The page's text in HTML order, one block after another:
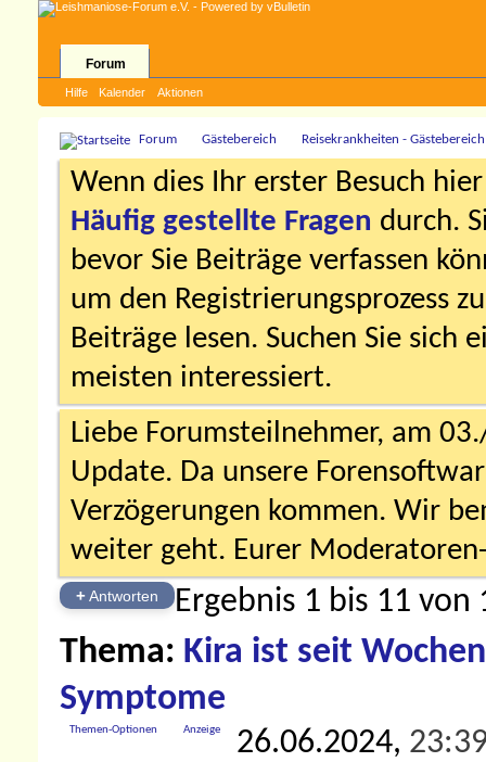
Forum
Hilfe Kalender Aktionen
Forum Gästebereich Reisekrankheiten - Gästebereich
Wenn dies Ihr erster Besuch
Häufig gestellte Fragen durch.
bevor Sie Beiträge verfassen
um den Registrierungsprozess
Beiträge lesen. Suchen Sie sich
meisten interessiert.
Liebe Forumsteilnehmer, am
Update. Da unsere
Verzögerungen kommen. Wir
weiter geht. Eurer
+Antworten Ergebnis 1 bis 11 von
Thema: Kira ist seit
Symptome
Themen-Optionen Anzeige 26.06.2024,